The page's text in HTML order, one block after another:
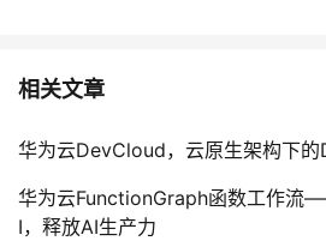
相关文章
华为云DevCloud，云原生架构下
华为云FunctionGraph函数工作流
I，释放AI生产力